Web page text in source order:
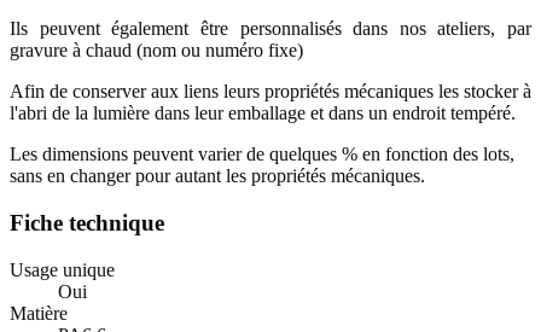
Ils peuvent également être personnalisés dans nos ateliers, par
gravure à chaud (nom ou numéro fixe)
Afin de conserver aux liens leurs propriétés mécaniques les stocker à
l'abri de la lumière dans leur emballage et dans un endroit tempéré.
Les dimensions peuvent varier de quelques % en fonction des lots,
sans en changer pour autant les propriétés mécaniques.
Fiche technique
Usage unique
Oui
Matière